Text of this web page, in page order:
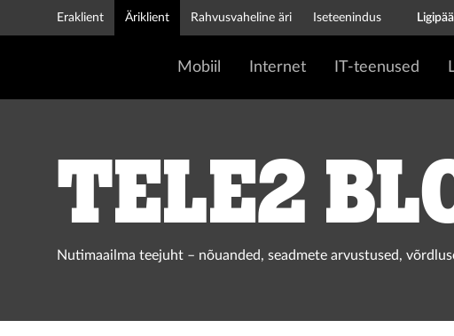
Eraklient Äriklient Rahvusvaheline äri Iseteenindus
Mobiil Internet IT-teenused
Tele2
Nutimaailma teejuht – nõuanded, seadmete arvustused,